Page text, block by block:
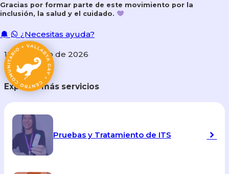
Gracias por formar parte de este movimiento por la
inclusión, la salud y el cuidado.
¿Necesitas ayuda?
12 de marzo de 2026
Explorar más servicios
Pruebas y Tratamiento de ITS